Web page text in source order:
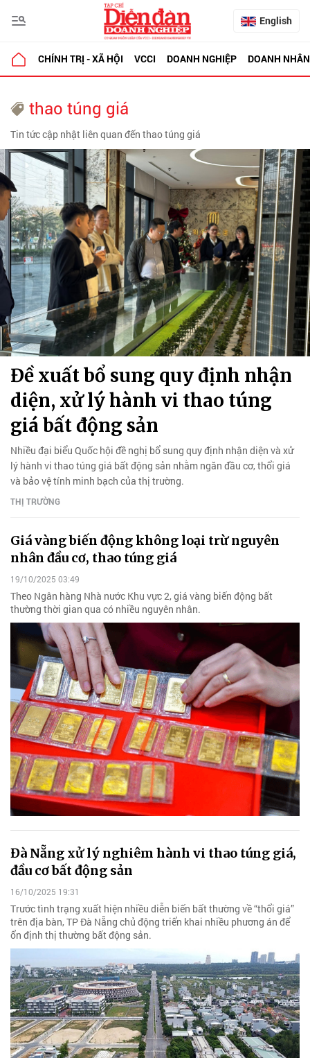
English
CHÍNH TRỊ - XÃ HỘI VCCI DOANH NGHIỆP DOANH NHÂN
thao túng giá
Tin tức cập nhật liên quan đến thao túng giá
Đề xuất bổ sung quy định nhận
diện, xử lý hành vi thao túng
giá bất động sản
Nhiều đại biểu Quốc hội đề nghị bổ sung quy định nhận diện và xử
lý hành vi thao túng giá bất động sản nhằm ngăn đầu cơ, thổi giá
và bảo vệ tính minh bạch của thị trường.
THỊ TRƯỜNG
Giá vàng biến động không loại trừ nguyên
nhân đầu cơ, thao túng giá
19/10/2025 03:49
Theo Ngân hàng Nhà nước Khu vực 2, giá vàng biến động bất
thường thời gian qua có nhiều nguyên nhân.
Đà Nẵng xử lý nghiêm hành vi thao túng giá,
đầu cơ bất động sản
16/10/2025 19:31
Trước tình trạng xuất hiện nhiều diễn biến bất thường về “thổi giá”
trên địa bàn, TP Đà Nẵng chủ động triển khai nhiều phương án để
ổn định thị thường bất động sản.